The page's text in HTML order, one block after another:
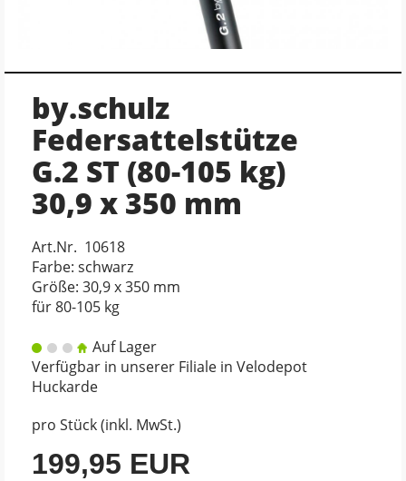
by.schulz
Federsattelstütze
G.2 ST (80-105 kg)
30,9 x 350 mm
Art.Nr. 10618
Farbe: schwarz
Größe: 30,9 x 350 mm
für 80-105 kg
Auf Lager
Verfügbar in unserer Filiale in Velodepot
Huckarde
pro Stück (inkl. MwSt.)
199,95 EUR